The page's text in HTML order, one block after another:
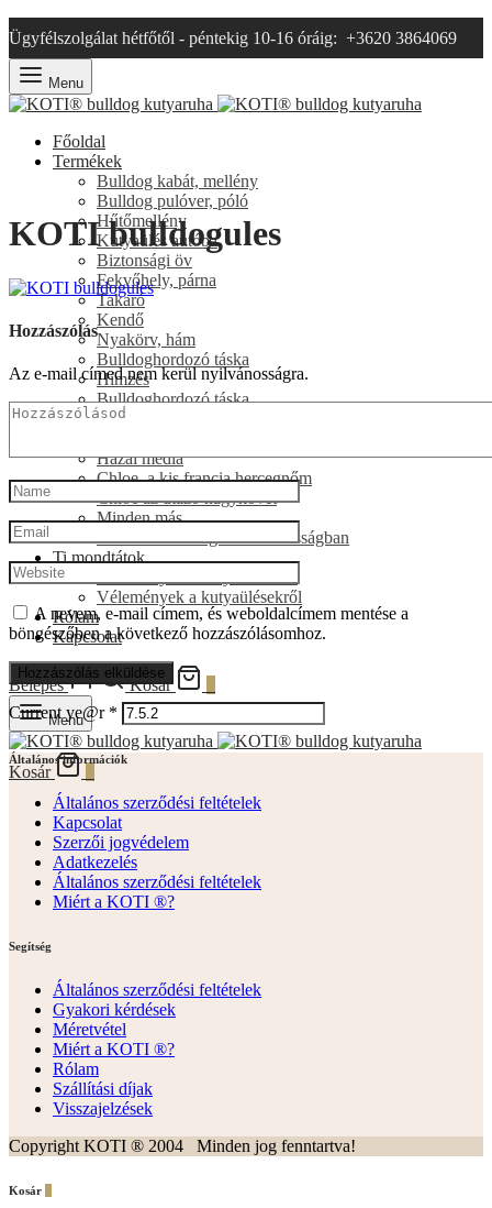
Ügyfélszolgálat hétfőtől - péntekig 10-16 óráig: +3620 3864069
Menu
Főoldal
Termékek
Bulldog kabát, mellény
Bulldog pulóver, póló
Hűtőmellény
Kutyaülés autóba
Biztonsági öv
Fekvőhely, párna
Takaró
Kendő
Nyakörv, hám
Bulldoghordozó táska
Hímzés
Bulldoghordozó táska
Méretvétel
Hazai média
Chloe, a kis francia hercegnőm
Chloé az utazó nagykövet
Minden más
A francia bulldogról általánosságban
Ti mondtátok
Vélemények a kutyaülésekről
Rólam
Kapcsolat
Belépés Kosár
Menu
Kosár
KOTI bulldogules
Hozzászólás
Az e-mail címed nem kerül nyilvánosságra.
A nevem, e-mail címem, és weboldalcímem mentése a
böngészőben a következő hozzászólásomhoz.
Current ye@r *
Általános információk
Általános szerződési feltételek
Kapcsolat
Szerzői jogvédelem
Adatkezelés
Általános szerződési feltételek
Miért a KOTI ®?
Segítség
Általános szerződési feltételek
Gyakori kérdések
Méretvétel
Miért a KOTI ®?
Rólam
Szállítási díjak
Visszajelzések
Copyright KOTI ® 2004 Minden jog fenntartva!
Kosár